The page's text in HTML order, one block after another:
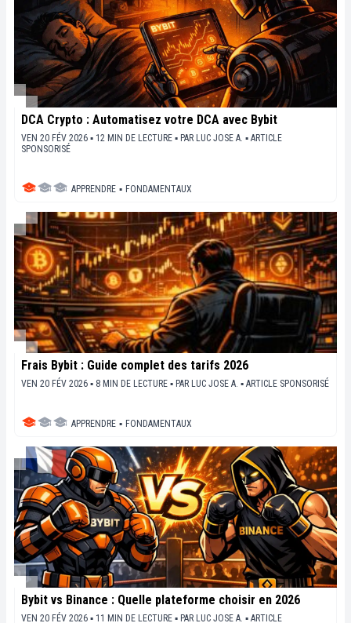
DCA Crypto : Automatisez votre DCA avec Bybit
VEN 20 FÉV 2026 ▪ 12 MIN DE LECTURE ▪ PAR LUC JOSE A. ▪ ARTICLE
SPONSORISÉ
APPRENDRE ▪ FONDAMENTAUX
Frais Bybit : Guide complet des tarifs 2026
VEN 20 FÉV 2026 ▪ 8 MIN DE LECTURE ▪ PAR LUC JOSE A. ▪ ARTICLE SPONSORISÉ
APPRENDRE ▪ FONDAMENTAUX
Bybit vs Binance : Quelle plateforme choisir en 2026
VEN 20 FÉV 2026 ▪ 11 MIN DE LECTURE ▪ PAR LUC JOSE A. ▪ ARTICLE